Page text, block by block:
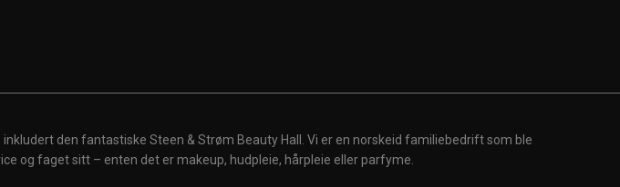
den fantastiske Steen & Strøm Beauty Hall. Vi er en norskeid familiebedrift som ble
og faget sitt – enten det er makeup, hudpleie, hårpleie eller parfyme.